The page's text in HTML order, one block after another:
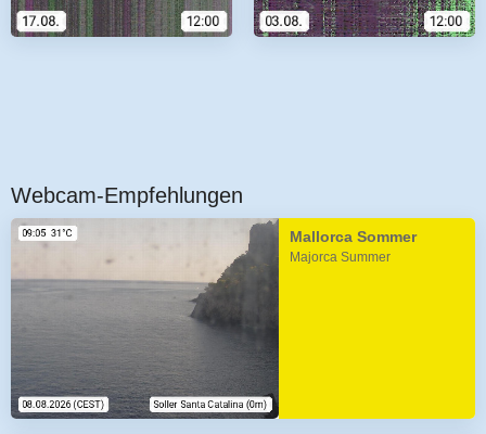
Webcam-Empfehlungen
Mallorca Sommer
Majorca Summer